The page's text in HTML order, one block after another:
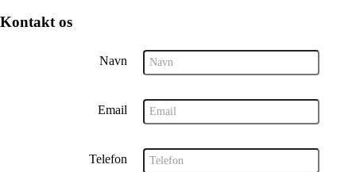
Kontakt os
Navn
Email
Telefon